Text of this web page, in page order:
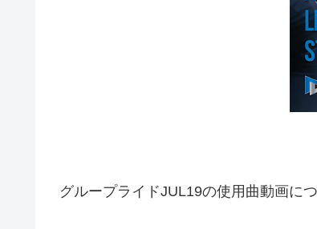
グループライドJUL19の使用曲動画に